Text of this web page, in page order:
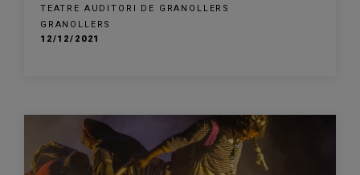
TEATRE AUDITORI DE GRANOLLERS
GRANOLLERS
12/12/2021